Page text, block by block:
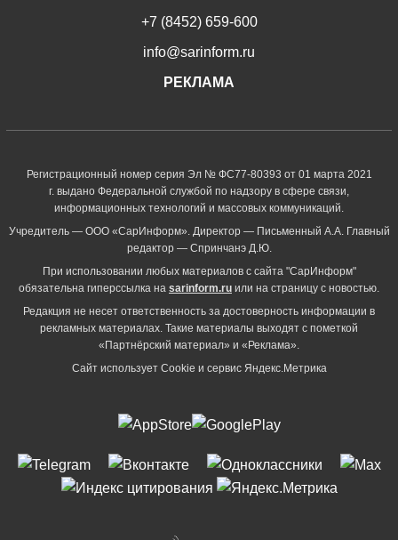
+7 (8452) 659-600
info@sarinform.ru
РЕКЛАМА
Регистрационный номер серия Эл № ФС77-80393 от 01 марта 2021
г. выдано Федеральной службой по надзору в сфере связи,
информационных технологий и массовых коммуникаций.
Учредитель — ООО «СарИнформ». Директор — Письменный А.А. Главный
редактор — Спринчанэ Д.Ю.
При использовании любых материалов с сайта "СарИнформ"
обязательна гиперссылка на sarinform.ru или на страницу с новостью.
Редакция не несет ответственность за достоверность информации в
рекламных материалах. Такие материалы выходят с пометкой
«Партнёрский материал» и «Реклама».
Сайт использует Cookie и сервиc Яндекс.Метрика